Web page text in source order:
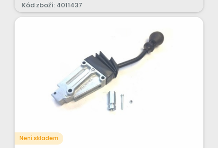
Kód zboží: 4011437
Není skladem